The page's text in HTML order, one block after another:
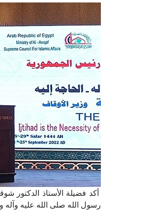
أكد فضيلة الأستاذ الدكتور
رسول الله صلى الله عليه وآله